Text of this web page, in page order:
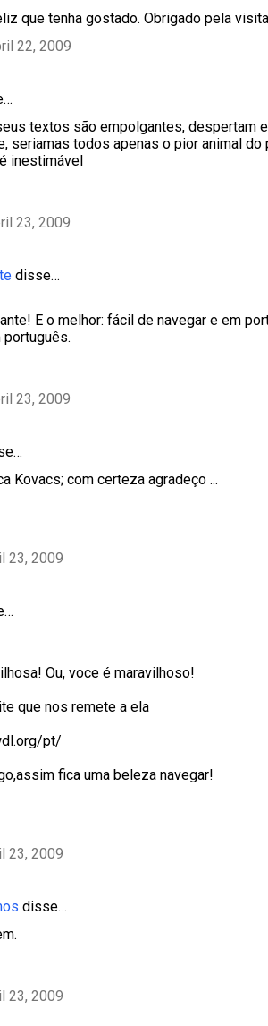
que tenha gostado. Obrigado pela
22, 2009
textos são empolgantes, despertam
seriamas todos apenas o pior animal
inestimável
23, 2009
disse…
E o melhor: fácil de navegar e em
23, 2009
Kovacs; com certeza agradeço ...
23, 2009
Ou, voce é maravilhoso!
que nos remete a ela
pt/
fica uma beleza navegar!
23, 2009
disse…
23, 2009